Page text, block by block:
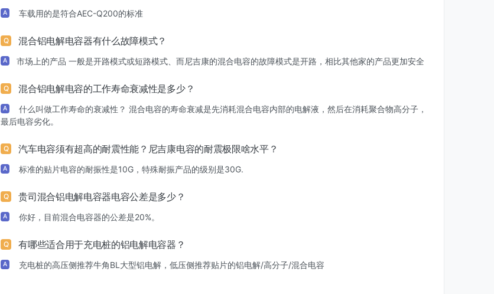
A 车载用的是符合AEC-Q200的标准
Q 混合铝电解电容器有什么故障模式？
A 市场上的产品 一般是开路模式或短路模式、而尼吉康的混合电容的故障模式是开路，相比其他家的产品更加安全
Q 混合铝电解电容的工作寿命衰减性是多少？
A
什么叫做工作寿命的衰减性？ 混合电容的寿命衰减是先消耗混合电容内部的电解液，然后在消耗聚合物高分子，
最后电容劣化。
Q 汽车电容须有超高的耐震性能？尼吉康电容的耐震极限啥水平？
A 标准的贴片电容的耐振性是10G，特殊耐振产品的级别是30G.
Q 贵司混合铝电解电容器电容公差是多少？
A 你好，目前混合电容器的公差是20%。
Q 有哪些适合用于充电桩的铝电解电容器？
A 充电桩的高压侧推荐牛角BL大型铝电解，低压侧推荐贴片的铝电解/高分子/混合电容